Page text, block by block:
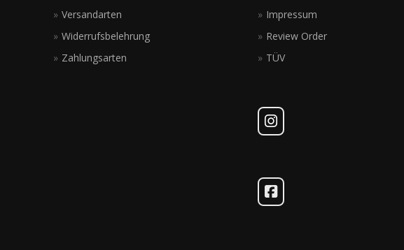
Versandarten
Widerrufsbelehrung
Zahlungsarten
Impressum
Review Order
TÜV